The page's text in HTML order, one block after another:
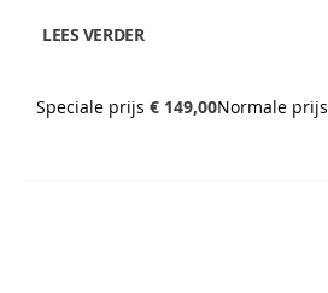
LEES VERDER
Speciale prijs € 149,00Normale prijs